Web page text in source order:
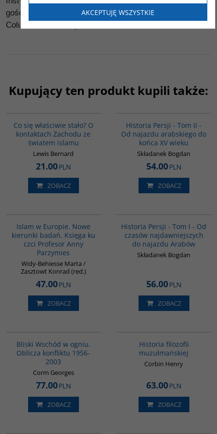
gościem NYU, a w latach 1995-1996 wykładał w
Columbia University.
Kupujący ten produkt kupili także:
Co się właściwie stało? O
kontaktach Zachodu ze
światem islamu
Lewis Bernard
21.00PLN
ZOBACZ
Historia Persji - Tom II -
Od najazdu arabskiego do
końca XV wieku
Składanek Bogdan
54.00PLN
ZOBACZ
Islam w Europie. Nowe
kierunki badań. Księga ku
czci Profesor Anny
Parzymies
Widy-Behiesse Marta /
Zasztowt Konrad (red.)
47.00PLN
ZOBACZ
Historia Persji - Tom I - Od
czasów najdawniejszych
do najazdu Arabów
Składanek Bogdan
56.00PLN
ZOBACZ
Bliski Wschód w ogniu.
Oblicza konfliktu 1956-
2003
Corm Georges
77.00PLN
ZOBACZ
Historia filozofii
muzułmańskiej
Corbin Henry
63.00PLN
ZOBACZ
AKCEPTUJĘ WSZYSTKIE